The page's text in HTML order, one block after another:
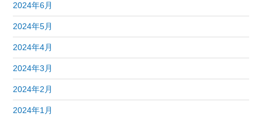
2024年6月
2024年5月
2024年4月
2024年3月
2024年2月
2024年1月